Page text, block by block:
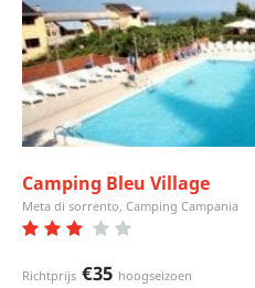
Camping Bleu Village
Meta di sorrento, Camping Campania
Richtprijs €35 hoogseizoen